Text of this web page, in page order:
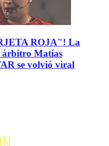
ROJA"! La
árbitro Matías
se volvió viral